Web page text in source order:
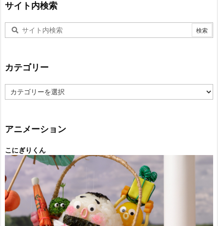
サイト内検索
カテゴリー
テ
ー
アニメーション
こにぎりくん